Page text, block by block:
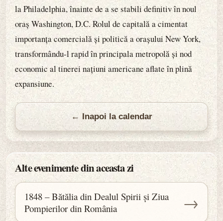
la Philadelphia, înainte de a se stabili definitiv în noul
oraș Washington, D.C. Rolul de capitală a cimentat
importanța comercială și politică a orașului New York,
transformându-l rapid în principala metropolă și nod
economic al tinerei națiuni americane aflate în plină
expansiune.
← Inapoi la calendar
Alte evenimente din aceasta zi
1848 – Bătălia din Dealul Spirii și Ziua
Pompierilor din România
→